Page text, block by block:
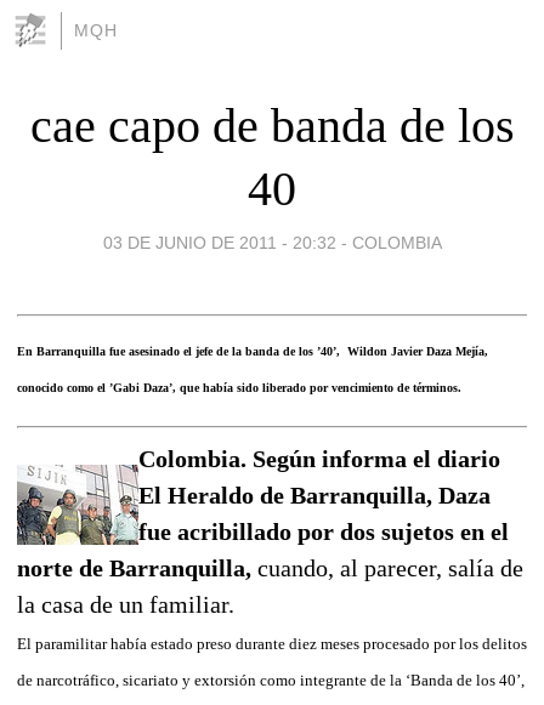
MQH
cae capo de banda de los
40
03 DE JUNIO DE 2011 - 20:32 - COLOMBIA
En Barranquilla fue asesinado el jefe de la banda de los ’40’, Wildon Javier Daza Mejía,
conocido como el ’Gabi Daza’, que había sido liberado por vencimiento de términos.
Colombia. Según informa el diario
El Heraldo de Barranquilla, Daza
fue acribillado por dos sujetos en el
norte de Barranquilla, cuando, al parecer, salía de
la casa de un familiar.
El paramilitar había estado preso durante diez meses procesado por los delitos
de narcotráfico, sicariato y extorsión como integrante de la ‘Banda de los 40’,